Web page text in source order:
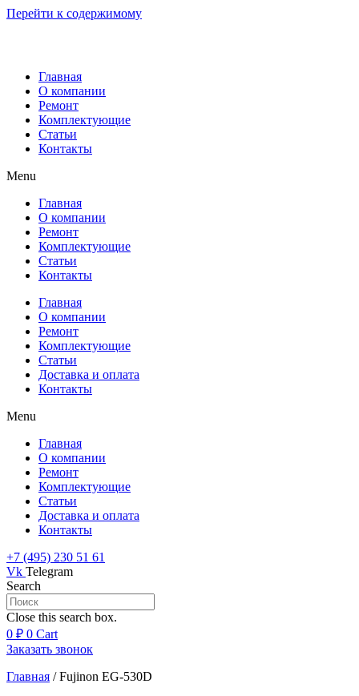
Перейти к содержимому
Главная
О компании
Ремонт
Комплектующие
Статьи
Контакты
Menu
Главная
О компании
Ремонт
Комплектующие
Статьи
Контакты
Главная
О компании
Ремонт
Комплектующие
Статьи
Доставка и оплата
Контакты
Menu
Главная
О компании
Ремонт
Комплектующие
Статьи
Доставка и оплата
Контакты
+7 (495) 230 51 61
Vk Telegram
Search
Close this search box.
0 ₽ 0 Cart
Заказать звонок
Главная /Fujinon EG-530D